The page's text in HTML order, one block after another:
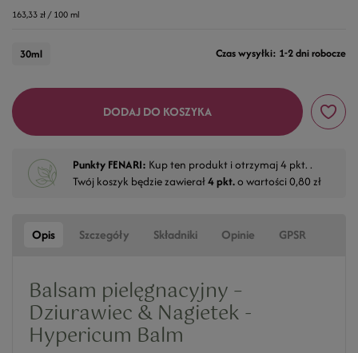
163,33 zł / 100 ml
Czas wysyłki: 1-2 dni robocze
30ml
DODAJ DO KOSZYKA
Punkty FENARI: Kup ten produkt i otrzymaj 4 pkt. .
Twój koszyk będzie zawierał4pkt.o wartości 0,80 zł
Opis Szczegóły Składniki Opinie GPSR
Balsam pielęgnacyjny –
Dziurawiec & Nagietek -
Hypericum Balm